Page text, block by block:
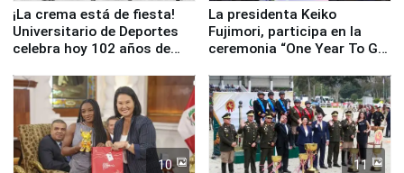
¡La crema está de fiesta!
Universitario de Deportes
celebra hoy 102 años de
La presidenta Keiko
Fujimori, participa en la
ceremonia “One Year To Go
10 11